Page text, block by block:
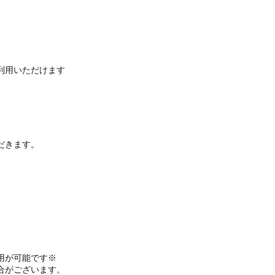
用いただけます
ます。
が可能です※
ございます。